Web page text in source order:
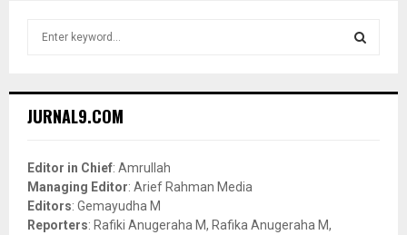
h
o
r
:
JURNAL9.COM
Editor in Chief: Amrullah
Managing Editor: Arief Rahman Media
Editors: Gemayudha M
Reporters: Rafiki Anugeraha M, Rafika Anugeraha M,